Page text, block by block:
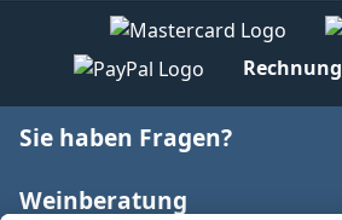
Rechnung
Sie haben Fragen?
Weinberatung